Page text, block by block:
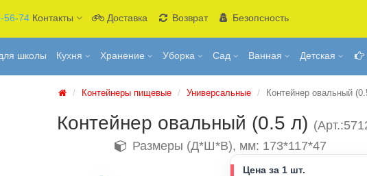
56-74 Контакты Доставка Возврат Безопсность
школы Кухня Хранение Уборка Сад Ванная Детская
Контейнеры пищевые Универсальные Контейнер овальный
Контейнер овальный (0.5 л)
Размеры (Д*Ш*В), мм: 173*117*47
Цена за 1 шт.